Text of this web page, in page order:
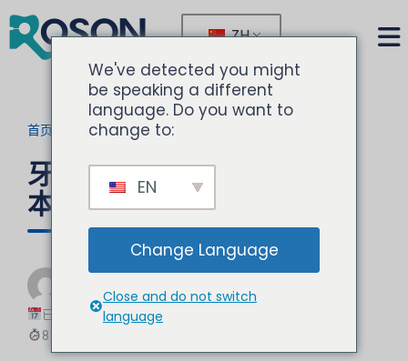
ZH
首页 博客>当前文章
牙科治疗椅数字传感器的成
本效益
诺胜
牙科设备专家
已更新：2025-12-08
8 分钟阅读
We've detected you might
be speaking a different
language. Do you want to
change to:
EN
Change Language
Close and do not switch
language